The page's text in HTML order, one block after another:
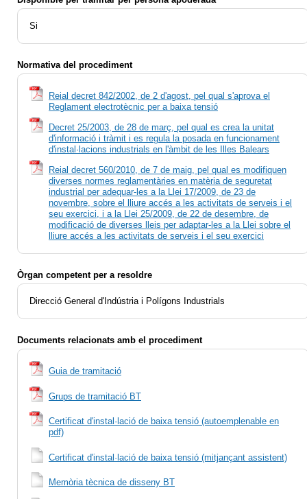
Si
Normativa del procediment
Reial decret 842/2002, de 2 d'agost, pel qual s'aprova el
Reglament electrotècnic per a baixa tensió
Decret 25/2003, de 28 de març, pel qual es crea la unitat
d'informació i tràmit i es regula la posada en funcionament
d'instal·lacions industrials en l'àmbit de les Illes Balears
Reial decret 560/2010, de 7 de maig, pel qual es modifiquen
diverses normes reglamentàries en matèria de seguretat
industrial per adequar-les a la Llei 17/2009, de 23 de
novembre, sobre el lliure accés a les activitats de serveis i el
seu exercici, i a la Llei 25/2009, de 22 de desembre, de
modificació de diverses lleis per adaptar-les a la Llei sobre el
lliure accés a les activitats de serveis i el seu exercici
Òrgan competent per a resoldre
Direcció General d'Indústria i Polígons Industrials
Documents relacionats amb el procediment
Guia de tramitació
Grups de tramitació BT
Certificat d'instal·lació de baixa tensió (autoemplenable en
pdf)
Certificat d'instal·lació de baixa tensió (mitjançant assistent)
Memòria tècnica de disseny BT